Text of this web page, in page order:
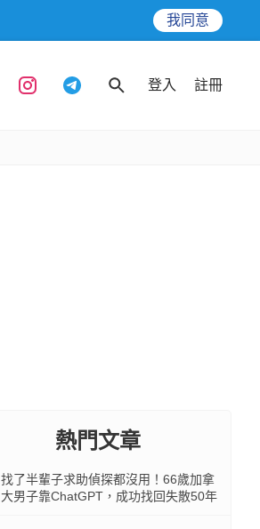
我同意
登入 註冊
熱門文章
找了半輩子求助偵探都沒用！66歲加拿
大男子靠ChatGPT，成功找回失散50年